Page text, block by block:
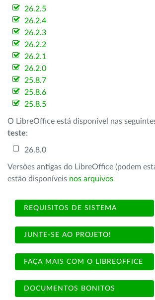
26.2.5
26.2.4
26.2.3
26.2.2
26.2.1
26.2.0
25.8.7
25.8.6
25.8.5
O LibreOffice está disponível nas
teste:
26.8.0
Versões antigas do LibreOffice (podem
estão disponíveis nos arquivos
REQUISITOS DE SISTEMA
JUNTE-SE AO PROJETO!
FAÇA MAIS COM O LIBREOFFICE
DOCUMENTOS BONITOS